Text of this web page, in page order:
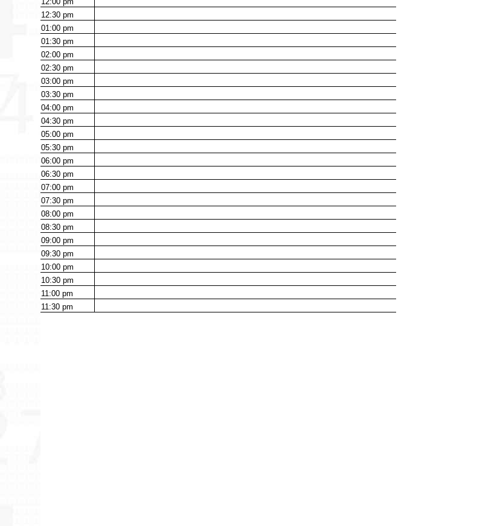
12:30pm
01:00pm
01:30pm
02:00pm
02:30pm
03:00pm
03:30pm
04:00pm
04:30pm
05:00pm
05:30pm
06:00pm
06:30pm
07:00pm
07:30pm
08:00pm
08:30pm
09:00pm
09:30pm
10:00pm
10:30pm
11:00pm
11:30pm